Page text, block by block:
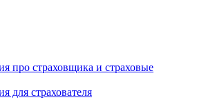
про страховщика и страховые
для страхователя